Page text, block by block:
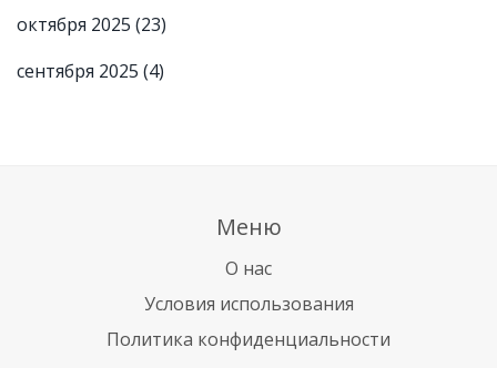
октября 2025 (23)
сентября 2025 (4)
Меню
О нас
Условия использования
Политика конфиденциальности